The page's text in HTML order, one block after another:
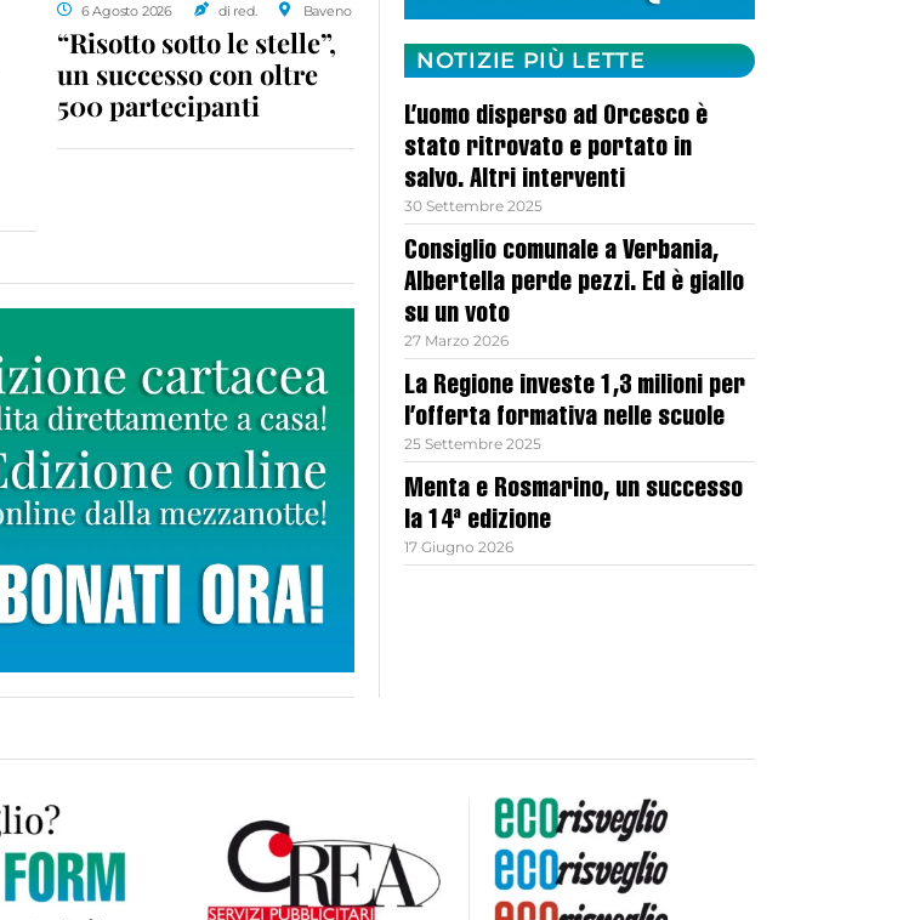
6 Agosto 2026 di red. Baveno
“Risotto sotto le stelle”,
un successo con oltre
500 partecipanti
NOTIZIE PIÙ LETTE
L’uomo disperso ad Orcesco è
stato ritrovato e portato in
salvo. Altri interventi
30 Settembre 2025
Consiglio comunale a Verbania,
Albertella perde pezzi. Ed è giallo
su un voto
27 Marzo 2026
La Regione investe 1,3 milioni per
l’offerta formativa nelle scuole
25 Settembre 2025
Menta e Rosmarino, un successo
la 14ª edizione
17 Giugno 2026